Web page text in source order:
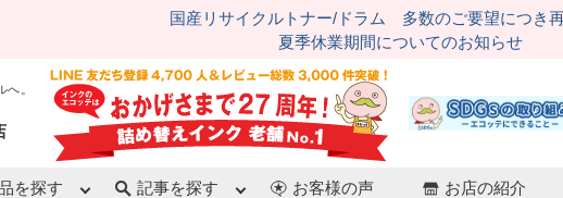
国産リサイクルトナー/ドラム 多数のご要望につき再
夏季休業期間についてのお知らせ
へ。
を探す 記事を探す お客様の声 お店の紹介